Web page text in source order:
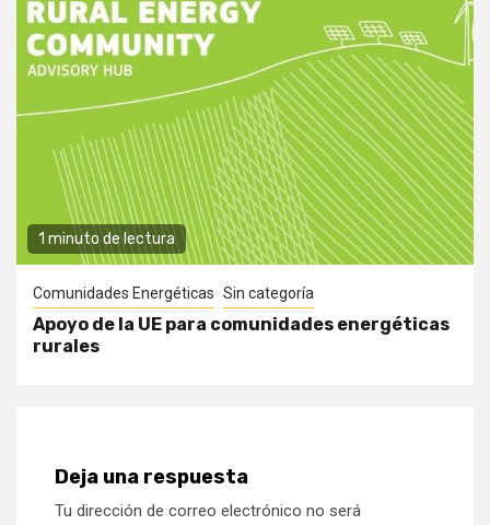
1 minuto de lectura
Comunidades Energéticas Sin categoría
Apoyo de la UE para comunidades energéticas
rurales
Deja una respuesta
Tu dirección de correo electrónico no será